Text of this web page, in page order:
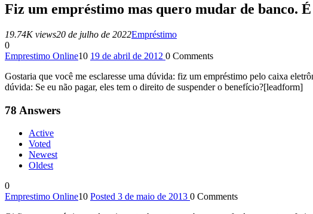
Fiz um empréstimo mas quero mudar de banco. É
19.74K views20 de julho de 2022Empréstimo
0
Emprestimo Online10 19 de abril de 2012 0 Comments
Gostaria que você me esclaresse uma dúvida: fiz um empréstimo pelo caixa
dúvida: Se eu não pagar, eles tem o direito de suspender o benefício?[leadform]
78 Answers
Active
Voted
Newest
Oldest
0
Emprestimo Online10 Posted 3 de maio de 2013 0 Comments